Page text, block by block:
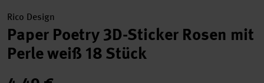
Rico Design
Paper Poetry 3D-Sticker Rosen mit
Perle weiß 18 Stück